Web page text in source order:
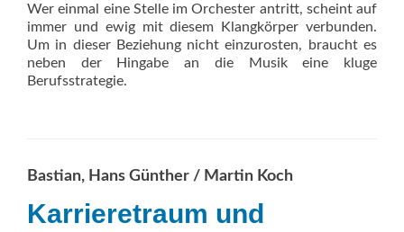
Wer einmal eine Stelle im Orchester antritt, scheint auf
immer und ewig mit diesem Klangkörper verbunden.
Um in dieser Beziehung nicht einzurosten, braucht es
neben der Hingabe an die Musik eine kluge
Berufsstrategie.
Bastian, Hans Günther / Martin Koch
Karrieretraum und